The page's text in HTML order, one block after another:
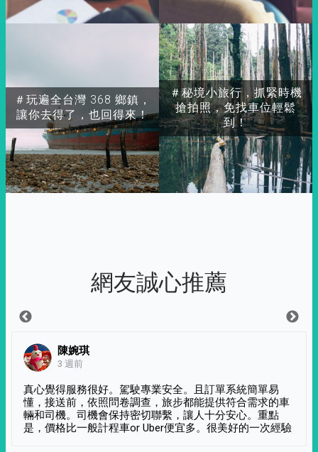
＃玩遍全台灣 368 鄉鎮，
讓你去得了，也回得來！
＃秘境小旅行，抓緊時機
搶拍照，免找車位輕鬆
到！
網友誠心推薦
陳婉琪
3 週前
真心覺得服務很好。駕駛專業安全。且訂單系統簡單易
懂，接送前，依照問卷調查，旅步都能提供符合需求的車
輛和司機。司機會保持密切聯繫，讓人十分安心。重點
是，價格比一般計程車or Uber便宜多。很美好的一次經驗